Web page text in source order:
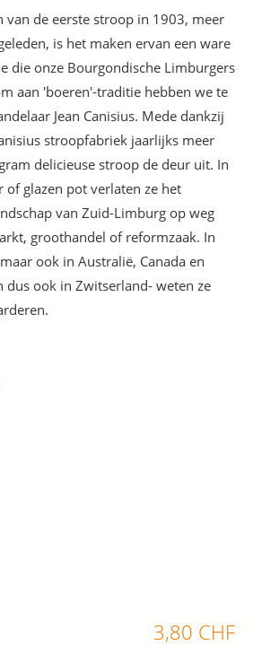
van de eerste stroop in 1903, meer
is het maken ervan een ware
die onze Bourgondische Limburgers
aan 'boeren'-traditie hebben we te
Jean Canisius. Mede dankzij
stroopfabriek jaarlijks meer
delicieuse stroop de deur uit. In
of glazen pot verlaten ze het
van Zuid-Limburg op weg
groothandel of reformzaak. In
ook in Australië, Canada en
dus ook in Zwitserland- weten ze
3,80 CHF